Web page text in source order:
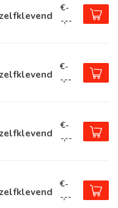
€-
-,--
€-
-,--
€-
-,--
€-
-,--